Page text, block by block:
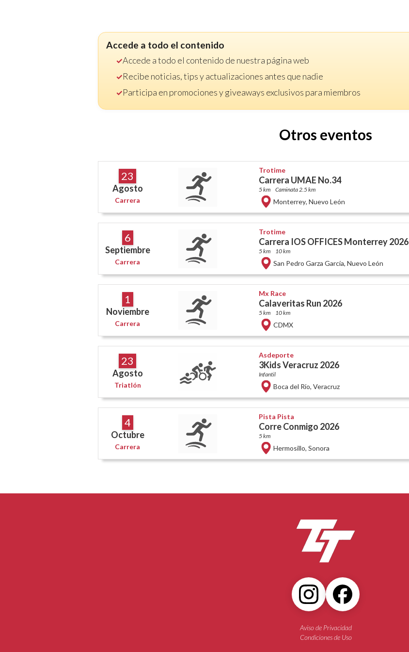
Accede a todo el contenido
Accede a todo el contenido de nuestra página web
Recibe noticias, tips y actualizaciones antes que nadie
Participa en promociones y giveaways exclusivos para miembros
Otros eventos
23
Agosto
Carrera
Trotime
Carrera UMAE No.34
5 km Caminata 2.5 km
Monterrey, Nuevo León
6
Septiembre
Carrera
Trotime
Carrera IOS OFFICES Monterrey 2026
5 km 10 km
San Pedro Garza García, Nuevo León
1
Noviembre
Carrera
Mx Race
Calaveritas Run 2026
5 km 10 km
CDMX
23
Agosto
Triatlón
Asdeporte
3Kids Veracruz 2026
Infantil
Boca del Río, Veracruz
4
Octubre
Carrera
Pista Pista
Corre Conmigo 2026
5 km
Hermosillo, Sonora
Aviso de Privacidad
Condiciones de Uso